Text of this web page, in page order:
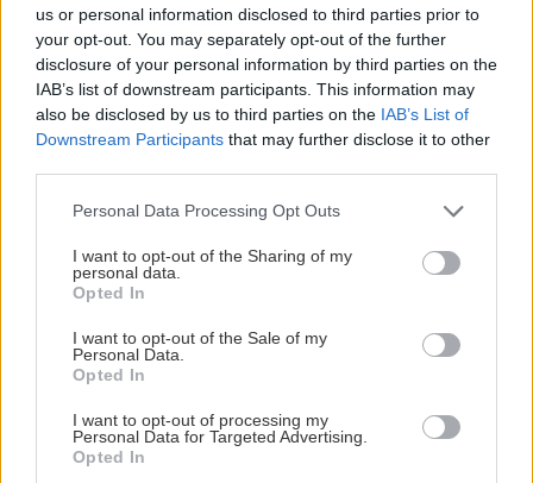
us or personal information disclosed to third parties prior to
your opt-out. You may separately opt-out of the further
disclosure of your personal information by third parties on the
IAB’s list of downstream participants. This information may
also be disclosed by us to third parties on the IAB’s List of
Downstream Participants that may further disclose it to other
Please note that this website/app uses one or more Google
not limited to your visit or usage behaviour. You may click to
grant or deny consent to Google and its third-party tags to
use your data for below specified purposes in below Google
consent section.
Personal Data Processing Opt Outs
I want to opt-out of the Sharing of my
personal data.
Opted In
I want to opt-out of the Sale of my
Personal Data.
Opted In
I want to opt-out of processing my
Personal Data for Targeted Advertising.
Opted In
samtidigt som det skapar bästa möjliga förutsättningar för
prestation, återhämtning och utveckling.
Nordic Wellness är en av Sveriges största friskvårdskedjor
med över 440 klubbar och närmare 600 000 medlemmar.
Med fokus på rörelseglädje, hälsa och gemenskap arbetar
hela landet. Det är värderingar som ligger nära Timrå IK
vardagen.
Timrå IK-familjen. Att de väljer att gå in som Huvudpartner
i ett treårigt avtal visar ett stort förtroende för vår
verksamhet och den riktning vi är på väg. Det här är ett
partnerskap som bygger på betydligt mer än synlighet. Vi
delar synen på vikten av hälsa, utveckling och